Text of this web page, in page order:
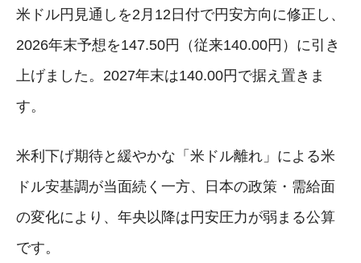
米ドル円見通しを2月12日付で円安方向に修正し、
2026年末予想を147.50円（従来140.00円）に引き
上げました。2027年末は140.00円で据え置きま
す。
米利下げ期待と緩やかな「米ドル離れ」による米
ドル安基調が当面続く一方、日本の政策・需給面
の変化により、年央以降は円安圧力が弱まる公算
です。